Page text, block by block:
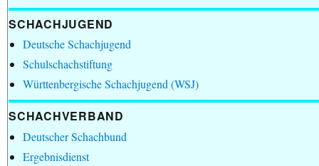
SCHACHJUGEND
Deutsche Schachjugend
Schulschachstiftung
Württenbergische Schachjugend (WSJ)
SCHACHVERBAND
Deutscher Schachbund
Ergebnisdienst